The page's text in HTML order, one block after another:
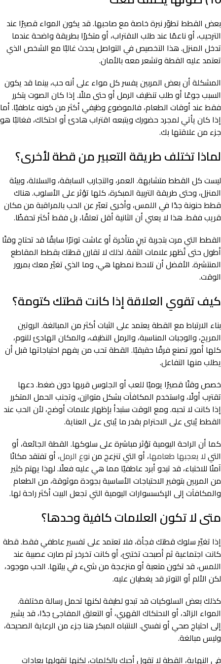
بعض القطط تطوّر نبرة خاصة مع صاحبها. قد يكون المواء قصيرًا عند
الترحيب، أو ناعمًا عند طلب الاقتراب، أو متكررًا بطريقة واضحة عندما
تدخل المنزل. هذا التخصيص في التواصل يحدث غالبًا مع الشخص الذي
تعتمد عليه القطة وتشعر معه بالأمان.
المشكلة أن بعض المربين يفسر كل مواء على أنه حب، بينما قد يكون
السبب جوعًا أو طلب تنظيف الرمل أو حتى مللًا. إذا كان الصوت يتكرر
فقط عند أوقات الطعام، فالموضوع وظيفي أكثر من كونه عاطفيًا. أما
إذا كان يأتي لمجرد حضورك ويتبعه اقتراب هادئ أو احتكاك، فغالبًا هو
جزء من علاقتها بك.
لماذا تختلف طريقة التعبير من قطة لأخرى؟
ليست كل القطط متشابهة. العمر، والتجارب السابقة، والسلالة، وبيئة
المنزل، وحتى طريقة التربية المبكرة، كلها تؤثر على الأسلوب. هناك
قطط حنونة جدًا في اللمس، وأخرى تعبّر عن الحب بالمراقبة من مكان
قريب فقط. هذا لا يعني أن الثانية أقل تعلقًا، بل فقط أكثر تحفظًا.
القطط التي مرت بتجربة تبنٍ متأخرة أو عاشت توترًا سابقًا قد تحتاج وقتًا
أطول حتى تُظهر علامات الثقة. لذلك لا تقارن قطتك بقطط المقاطع
المنتشرة. الأفضل أن تلاحظ نمطها هي، وما الذي تغيّر معك بمرور
الوقت.
كيف تقوي العلاقة إذا كانت قطتك كتومة؟
بناء الارتباط مع القطة يعتمد على الثبات أكثر من المبالغة. الروتين
المريح، والوجبات المناسبة، والرمل النظيف، والمكان الهادئ للنوم،
كلها أمور تصنع فرقًا حقيقيًا. القطة تحب من يفهم احتياجاتها قبل أن
يطلب منها التفاعل.
خصص وقتًا قصيرًا يوميًا للعب أو الجلوس قربها دون ضغط. دعها
تقترب أولًا، واستخدم المكافآت بشكل متوازن، وتجنب الحمل المتكرر
إذا كانت لا تحبه. ومع الوقت ستبدأ بإظهار علامات أوضح، لأن الحب عند
القطط يُبنى على الاحترام بقدر ما يُبنى على العناية.
كما أن الراحة اليومية تؤثر مباشرة على سلوكها. القطة الجائعة، أو
التيلا يعجبها طعامها، أو التي تنزعج مننوع الرمل، أو تفتقد مكانًا
آمنًا للاختباء، قد تبدو أبرد عاطفيًا مما هي عليه فعلًا. لهذا يهتم كثير
من المربين بتوفير الاحتياجات الأساسية بجودة موثوقة، من الطعام
والمكافآت إلى الإكسسوارات اليومية التي تجعل البيت أكثر راحة لها.
متى لا تكون العلامات كافية وحدها؟
إذا تغيّر سلوك قطتك فجأة، فلا تعتمد على تفسير عاطفي فقط. قطة
كانت اجتماعية ثم أصبحت تختبئ، أو كانت تخرخر ثم صارت عصبية عند
اللمس، قد تكون متعبة أو منزعجة من شيء في بيئتها. الحب موجود،
لكن الألم أو التوتر قد يغطيان عليه.
كذلك بعض السلوكيات قد تبدو لطيفة لكنها تحمل رسالة مختلفة.
المواء الزائد، أو الاحتكاك القهري، أو التعلق المفاجئ جدًا، قد يشير
إلى احتياج صحي أو نفسي. الانتباه المبكر هنا جزء من الرعاية الصحيحة،
وليس مبالغة.
في النهاية، القطة لا تقول أحبك بالكلمات، لكنها تقولها بعادات